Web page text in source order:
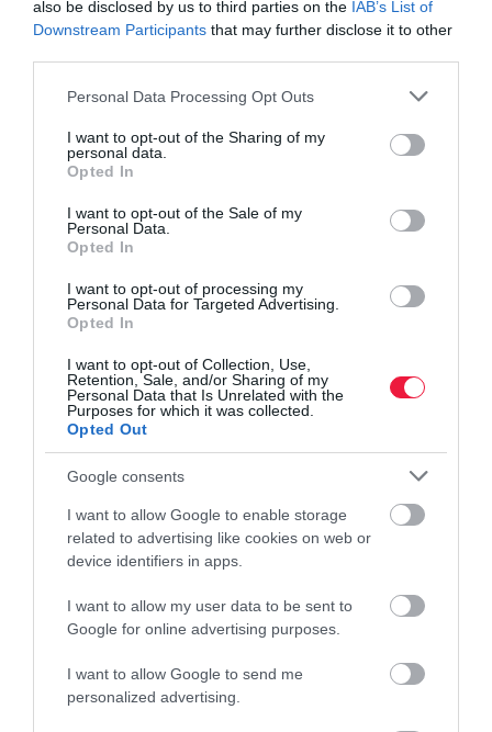
also be disclosed by us to third parties on the IAB’s List of
Downstream Participants that may further disclose it to other
Please note that this website/app uses one or more Google
not limited to your visit or usage behaviour. You may click to
grant or deny consent to Google and its third-party tags to
use your data for below specified purposes in below Google
consent section.
Personal Data Processing Opt Outs
I want to opt-out of the Sharing of my
personal data.
Opted In
I want to opt-out of the Sale of my
Personal Data.
Opted In
I want to opt-out of processing my
Personal Data for Targeted Advertising.
Opted In
I want to opt-out of Collection, Use,
Retention, Sale, and/or Sharing of my
Personal Data that Is Unrelated with the
Purposes for which it was collected.
Opted Out
Google consents
I want to allow Google to enable storage
related to advertising like cookies on web or
device identifiers in apps.
I want to allow my user data to be sent to
Google for online advertising purposes.
I want to allow Google to send me
personalized advertising.
csomagküldő szolgálat csomagküldés csomagolóanyag
magyar posta vámolás